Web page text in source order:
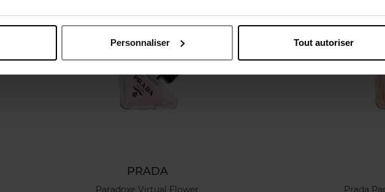
Personnaliser Tout autoriser
PRADA
Paradoxe Virtual Flower Prada